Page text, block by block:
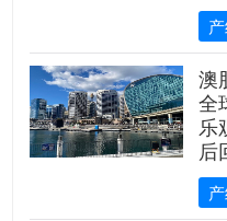
澳
全
乐
后